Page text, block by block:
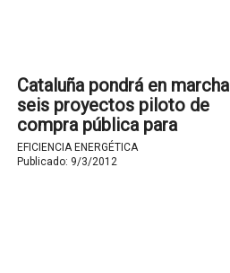
Cataluña pondrá en marcha
seis proyectos piloto de
compra pública para
ahorrar energía y tener un
consumo más eficiente.
EFICIENCIA ENERGÉTICA
Publicado: 9/3/2012